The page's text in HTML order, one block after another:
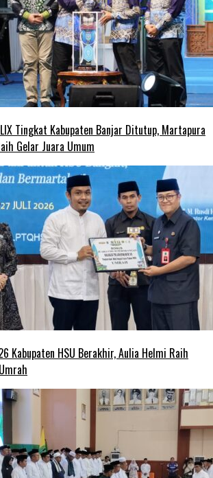
Tingkat Kabupaten Banjar Ditutup, Martapura
Gelar Juara Umum
Kabupaten HSU Berakhir, Aulia Helmi Raih